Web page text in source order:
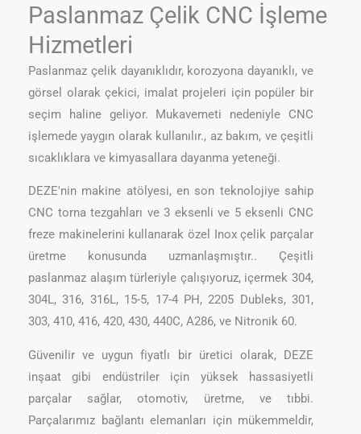
Paslanmaz Çelik CNC İşleme
Hizmetleri
Paslanmaz çelik dayanıklıdır, korozyona dayanıklı, ve
görsel olarak çekici, imalat projeleri için popüler bir
seçim haline geliyor. Mukavemeti nedeniyle CNC
işlemede yaygın olarak kullanılır., az bakım, ve çeşitli
sıcaklıklara ve kimyasallara dayanma yeteneği.
DEZE'nin makine atölyesi, en son teknolojiye sahip
CNC torna tezgahları ve 3 eksenli ve 5 eksenli CNC
freze makinelerini kullanarak özel Inox çelik parçalar
üretme konusunda uzmanlaşmıştır.. Çeşitli
paslanmaz alaşım türleriyle çalışıyoruz, içermek 304,
304L, 316, 316L, 15-5, 17-4 PH, 2205 Dubleks, 301,
303, 410, 416, 420, 430, 440C, A286, ve Nitronik 60.
Güvenilir ve uygun fiyatlı bir üretici olarak, DEZE
inşaat gibi endüstriler için yüksek hassasiyetli
parçalar sağlar, otomotiv, üretme, ve tıbbi.
Parçalarımız bağlantı elemanları için mükemmeldir,